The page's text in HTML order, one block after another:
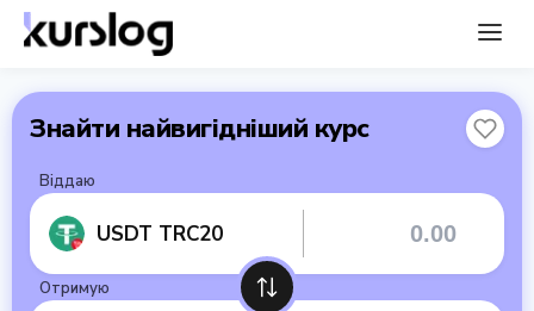
Знайти найвигідніший курс
Віддаю
USDT TRC20
Отримую